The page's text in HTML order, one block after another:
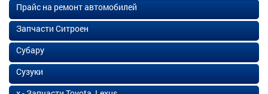
Прайс на ремонт автомобилей
Запчасти Ситроен
Субару
Сузуки